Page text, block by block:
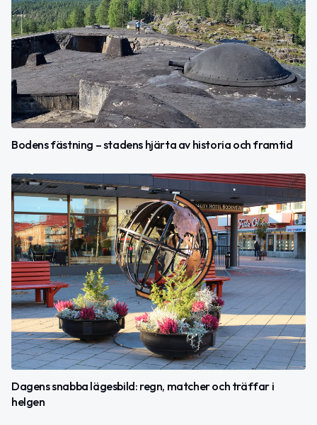
Bodens fästning – stadens hjärta av historia och framtid
Dagens snabba lägesbild: regn, matcher och träffar i
helgen